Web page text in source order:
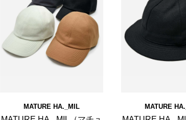
MATURE HA._MIL MATURE